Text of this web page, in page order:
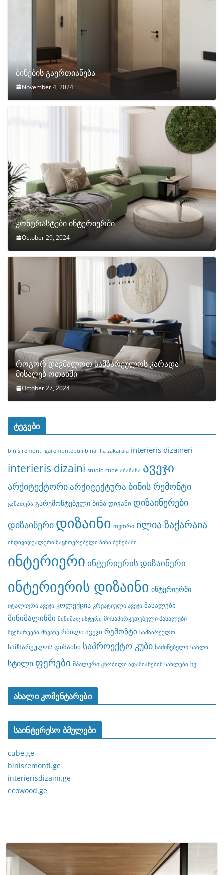
ბინების გაერთიანება
November 4, 2024
კონტრასტები ინტერიერში
October 29, 2024
როგორ დავმალოთ სამზარეულოს კარადა
მისაღებ ოთახში
October 27, 2024
ტეგები
binis remonti garemontebuli bina ilia zakaraia interieris dizaineri
interieris dizaini studio cube აბაზანა ავეჯი
არქიტექტორიარქიტექტურა ბინის რემონტი
განათება გარემონტებული ბინა დივანი დიზაინერები
დიზაინერი დიზაინი თეთრი ილია ზაქარაია
ინდივიდუალური საცხოვრებელი ბინა ბუნებაში
ინტერიერი ინტერიერის დიზაინერი
ინტერიერის დიზაინი ინტერიერში
იტალიური ავეჯი კოლექცია კრეატიული ავეჯი მასალები
მინიმალიზმი მინიმალისტური მოსაპირკეთებელი მასალები
მცენარეები მწვანე რბილი ავეჯი რემონტი სამზარეულო
სამზარეულოს დიზაინი საპროექტო კუბი საძინებელი სახლი
სტილი ფერები შპალერი ცნობილი ადამიანების სახლები ხე
ახალი კომენტარები
საინტერესო ბმულები
cube.ge
binisremonti.ge
interierisdizaini.ge
ecowood.ge